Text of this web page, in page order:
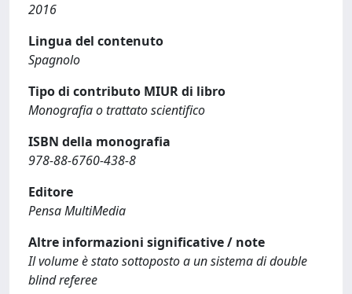
2016
Lingua del contenuto
Spagnolo
Tipo di contributo MIUR di libro
Monografia o trattato scientifico
ISBN della monografia
978-88-6760-438-8
Editore
Pensa MultiMedia
Altre informazioni significative / note
Il volume è stato sottoposto a un sistema di double
blind referee